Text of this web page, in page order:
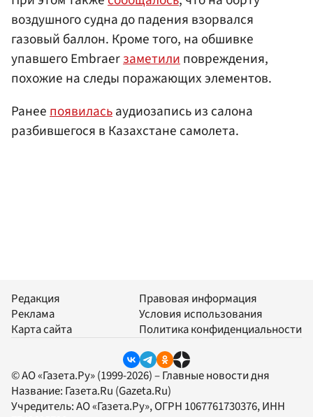
воздушного судна до падения взорвался
газовый баллон. Кроме того, на обшивке
упавшего Embraerзаметилиповреждения,
похожие на следы поражающих элементов.
Ранеепоявиласьаудиозапись из салона
разбившегося в Казахстане самолета.
Редакция
Реклама
Карта сайта
Правовая информация
Условия использования
Политика конфиденциальности
© АО «Газета.Ру» (1999-2026) – Главные новости дня
Название: Газета.Ru (Gazeta.Ru)
Учредитель:АО «Газета.Ру», ОГРН 1067761730376, ИНН